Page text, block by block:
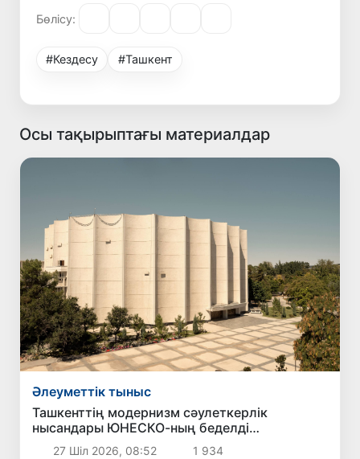
Бөлісу:
#Кездесу #Ташкент
Осы тақырыптағы материалдар
Әлеуметтік тыныс
Ташкенттің модернизм сәулеткерлік
нысандары ЮНЕСКО-ның беделді
Халықаралық тізіміне ресми түрде енгізілді
27 Шіл 2026, 08:52 1 934